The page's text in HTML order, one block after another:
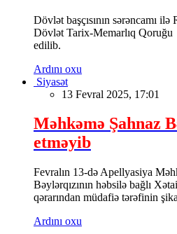
Dövlət başçısının sərəncamı
Dövlət Tarix-Memarlıq
edilib.
Ardını oxu
Siyasət
13 Fevral 2025, 17:01
Məhkəmə Şahnaz
etməyib
Fevralın 13-də Apellyasiya
Bəylərqızının həbsilə bağlı
qərarından müdafiə tərəfinin
Ardını oxu